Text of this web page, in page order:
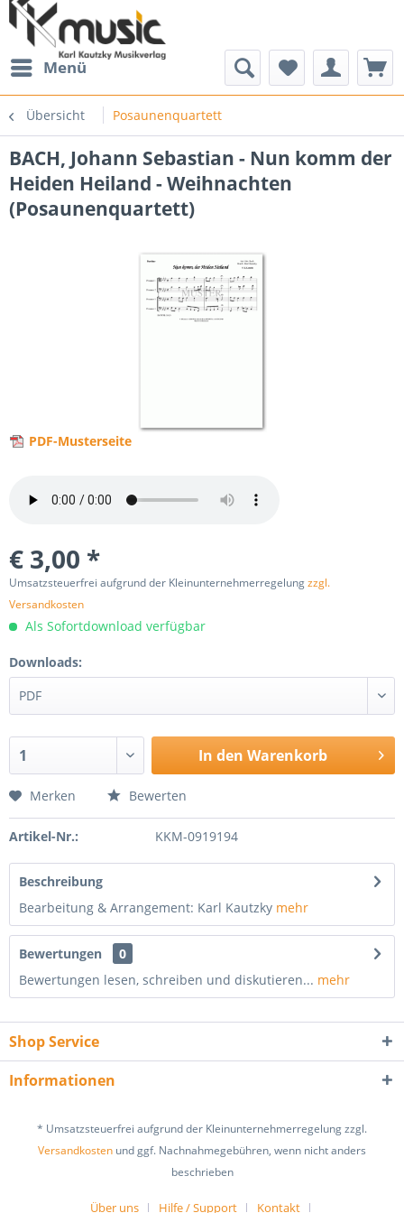
Menü
Übersicht Posaunenquartett
BACH, Johann Sebastian - Nun komm der
Heiden Heiland - Weihnachten
(Posaunenquartett)
PDF-Musterseite
€ 3,00 *
Umsatzsteuerfrei aufgrund der Kleinunternehmerregelungzzgl.
Versandkosten
Als Sofortdownload verfügbar
Downloads:
In den Warenkorb
Merken Bewerten
Artikel-Nr.: KKM-0919194
Beschreibung
Bearbeitung & Arrangement: Karl Kautzky mehr
Bewertungen
0
Bewertungen lesen, schreiben und diskutieren... mehr
Shop Service
Informationen
* Umsatzsteuerfrei aufgrund der Kleinunternehmerregelung zzgl.
Versandkosten und ggf. Nachnahmegebühren, wenn nicht anders
beschrieben
Über uns Hilfe / Support Kontakt